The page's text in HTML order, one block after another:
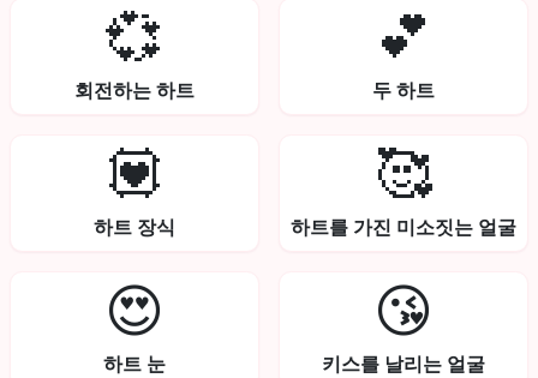
💞
회전하는 하트
💕
두 하트
💟
하트 장식
🥰
하트를 가진 미소짓는 얼굴
😍
하트 눈
😘
키스를 날리는 얼굴